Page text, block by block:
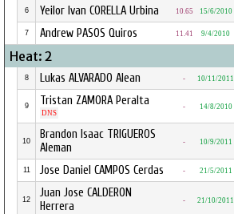
6 Yeilor Ivan CORELLA Urbina 10.65 15/6/2010
7 Andrew PASOS Quiros 11.41 9/4/2010
Heat: 2
8 Lukas ALVARADO Alean - 10/11/2011
9 Tristan ZAMORA Peralta
DNS
- 14/8/2010
10
Brandon Isaac TRIGUEROS
Aleman
- 10/9/2011
11 Jose Daniel CAMPOS Cerdas - 21/5/2011
12
Juan Jose CALDERON
Herrera
- 21/10/2011